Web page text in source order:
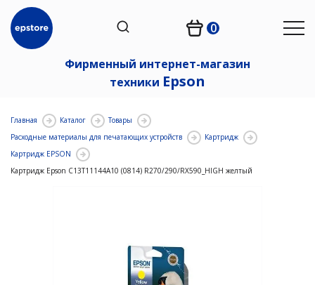
0
Фирменный интернет-магазин
техники Epson
Главная Каталог
Товары
Расходные материалы для печатающих устройств
Картридж
Картридж EPSON
Картридж Epson C13T11144A10 (0814) R270/290/RX590_HIGH желтый